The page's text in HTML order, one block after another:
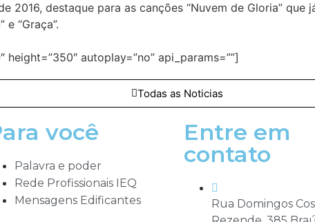
2016, destaque para as canções “Nuvem de Gloria”
“Graça”.
height=”350″ autoplay=”no” api_params=””]
Todas as Noticias
você
Palavra e poder
Rede Profissionais IEQ
Mensagens Edificantes
Entre em
contato
Rua Domingos